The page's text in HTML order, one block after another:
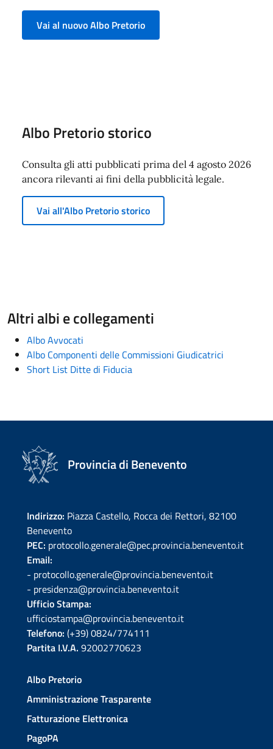
Vai al nuovo Albo Pretorio
Albo Pretorio storico
Consulta gli atti pubblicati prima del 4 agosto 2026
ancora rilevanti ai fini della pubblicità legale.
Vai all'Albo Pretorio storico
Altri albi e collegamenti
Albo Avvocati
Albo Componenti delle Commissioni Giudicatrici
Short List Ditte di Fiducia
Provincia di Benevento
Indirizzo: Piazza Castello, Rocca dei Rettori, 82100
Benevento
PEC: protocollo.generale@pec.provincia.benevento.it
Email:
- protocollo.generale@provincia.benevento.it
- presidenza@provincia.benevento.it
Ufficio Stampa:
ufficiostampa@provincia.benevento.it
Telefono: (+39) 0824/774111
Partita I.V.A. 92002770623
Albo Pretorio
Amministrazione Trasparente
Fatturazione Elettronica
PagoPA